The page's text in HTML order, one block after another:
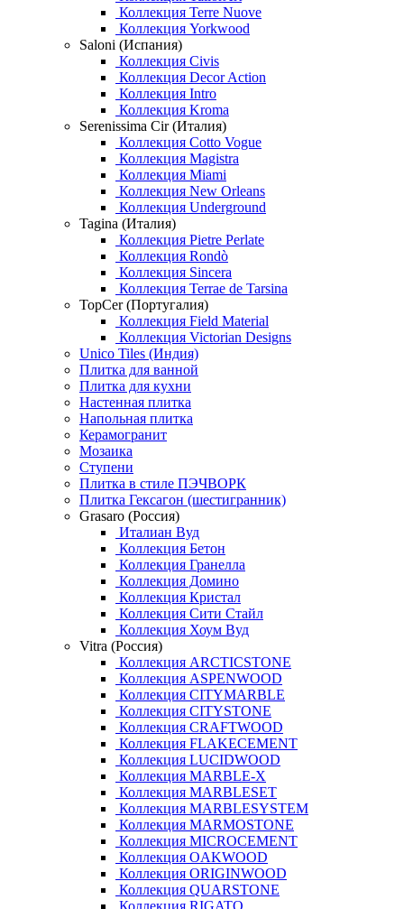
Коллекция Terre Nuove
Коллекция Yorkwood
Saloni (Испания)
Коллекция Civis
Коллекция Decor Action
Коллекция Intro
Коллекция Kroma
Serenissima Cir (Италия)
Коллекция Cotto Vogue
Коллекция Magistra
Коллекция Miami
Коллекция New Orleans
Коллекция Underground
Tagina (Италия)
Коллекция Pietre Perlate
Коллекция Rondò
Коллекция Sincera
Коллекция Terrae de Tarsina
TopCer (Португалия)
Коллекция Field Material
Коллекция Victorian Designs
Unico Tiles (Индия)
Плитка для ванной
Плитка для кухни
Настенная плитка
Напольная плитка
Керамогранит
Мозаика
Ступени
Плитка в стиле ПЭЧВОРК
Плитка Гексагон (шестигранник)
Grasaro (Россия)
Италиан Вуд
Коллекция Бетон
Коллекция Гранелла
Коллекция Домино
Коллекция Кристал
Коллекция Сити Стайл
Коллекция Хоум Вуд
Vitra (Россия)
Коллекция ARCTICSTONE
Коллекция ASPENWOOD
Коллекция CITYMARBLE
Коллекция CITYSTONE
Коллекция CRAFTWOOD
Коллекция FLAKECEMENT
Коллекция LUCIDWOOD
Коллекция MARBLE-X
Коллекция MARBLESET
Коллекция MARBLESYSTEM
Коллекция MARMOSTONE
Коллекция MICROCEMENT
Коллекция OAKWOOD
Коллекция ORIGINWOOD
Коллекция QUARSTONE
Коллекция RIGATO